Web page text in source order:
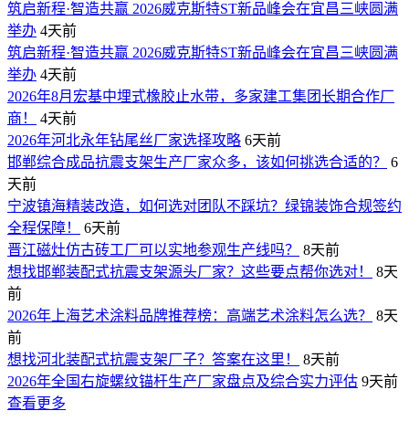
筑启新程·智造共赢 2026威克斯特ST新品峰会在宜昌三峡圆满
举办 4天前
筑启新程·智造共赢 2026威克斯特ST新品峰会在宜昌三峡圆满
举办 4天前
2026年8月宏基中埋式橡胶止水带，多家建工集团长期合作厂
商！
4天前
2026年河北永年钻尾丝厂家选择攻略 6天前
邯郸综合成品抗震支架生产厂家众多，该如何挑选合适的？
6
天前
宁波镇海精装改造，如何选对团队不踩坑？绿锦装饰合规签约
全程保障！
6天前
晋江磁灶仿古砖工厂可以实地参观生产线吗？
8天前
想找邯郸装配式抗震支架源头厂家？这些要点帮你选对！
8天
前
2026年上海艺术涂料品牌推荐榜：高端艺术涂料怎么选？
8天
前
想找河北装配式抗震支架厂子？答案在这里！
8天前
2026年全国右旋螺纹锚杆生产厂家盘点及综合实力评估 9天前
查看更多